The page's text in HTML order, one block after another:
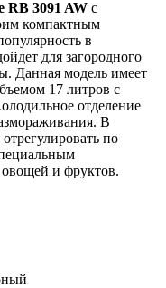
RB 3091 AW с
компактным
в
для загородного
Данная модель имеет
17 литров с
отделение
В
по
овощей и фруктов.